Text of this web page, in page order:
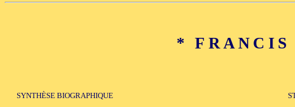
* FRANCIS
SYNTHÈSE BIOGRAPHIQUE